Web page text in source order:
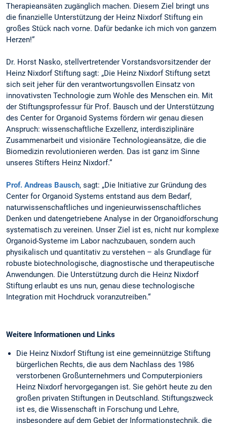
Therapieansäten zugänglich machen. Diesem Ziel bringt uns
die finanzielle Unterstützung der Heinz Nixdorf Stiftung ein
großes Stück nach vorne. Dafür bedanke ich mich von ganzem
Herzen!“
Dr. Horst Nasko, stellvertretender Vorstandsvorsitzender der
Heinz Nixdorf Stiftung sagt: „Die Heinz Nixdorf Stiftung setzt
sich seit jeher für den verantwortungsvollen Einsatz von
innovativsten Technologie zum Wohle des Menschen ein. Mit
der Stiftungsprofessur für Prof. Bausch und der Unterstützung
des Center for Organoid Systems fördern wir genau diesen
Anspruch: wissenschaftliche Exzellenz, interdisziplinäre
Zusammenarbeit und visionäre Technologieansätze, die die
Biomedizin revolutionieren werden. Das ist ganz im Sinne
unseres Stifters Heinz Nixdorf.“
Prof. Andreas Bausch, sagt: „Die Initiative zur Gründung des
Center for Organoid Systems entstand aus dem Bedarf,
naturwissenschaftliches und ingenieurwissenschaftliches
Denken und datengetriebene Analyse in der Organoidforschung
systematisch zu vereinen. Unser Ziel ist es, nicht nur komplexe
Organoid-Systeme im Labor nachzubauen, sondern auch
physikalisch und quantitativ zu verstehen – als Grundlage für
robuste biotechnologische, diagnostische und therapeutische
Anwendungen. Die Unterstützung durch die Heinz Nixdorf
Stiftung erlaubt es uns nun, genau diese technologische
Integration mit Hochdruck voranzutreiben.“
Weitere Informationen und Links
Die Heinz Nixdorf Stiftung ist eine gemeinnützige Stiftung
bürgerlichen Rechts, die aus dem Nachlass des 1986
verstorbenen Großunternehmers und Computerpioniers
Heinz Nixdorf hervorgegangen ist. Sie gehört heute zu den
großen privaten Stiftungen in Deutschland. Stiftungszweck
ist es, die Wissenschaft in Forschung und Lehre,
insbesondere auf dem Gebiet der Informationstechnik, die